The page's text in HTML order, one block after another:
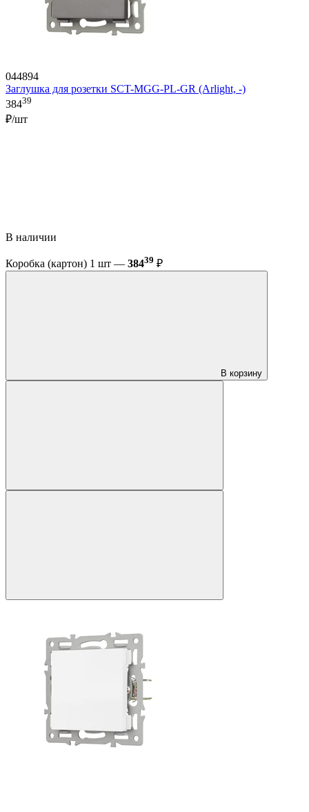
044894
Заглушка для розетки SCT-MGG-PL-GR (Arlight, -)
38439
₽/шт
В наличии
Коробка (картон) 1 шт — 38439 ₽
В корзину